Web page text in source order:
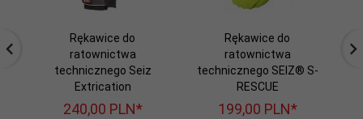
Rękawice do
ratownictwa
technicznego Seiz
Extrication
240,00 PLN*
Rękawice do
ratownictwa
technicznego SEIZ® S-
RESCUE
199,00 PLN*